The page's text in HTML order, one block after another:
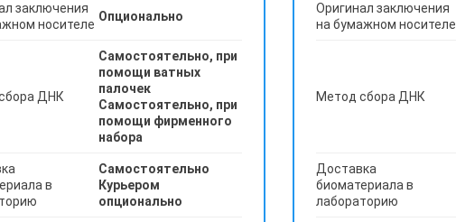
заключения
носителе
Опционально
ДНК
Самостоятельно, при
помощи ватных
палочек
Самостоятельно, при
помощи фирменного
набора
в
Самостоятельно
Курьером
опционально
Оригинал заключения
на бумажном носителе
Метод сбора ДНК
Доставка
биоматериала в
лабораторию